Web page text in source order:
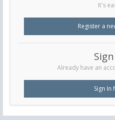
It's
Register a
Already have an
Sign In